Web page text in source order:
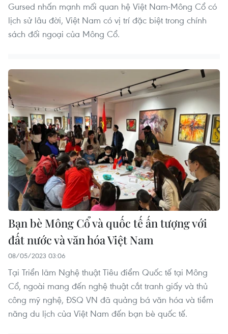
Gursed nhấn mạnh mối quan hệ Việt Nam-Mông Cổ có
lịch sử lâu đời, Việt Nam có vị trí đặc biệt trong chính
sách đối ngoại của Mông Cổ.
Bạn bè Mông Cổ và quốc tế ấn tượng với
đất nước và văn hóa Việt Nam
08/05/2023 03:06
Tại Triển lãm Nghệ thuật Tiêu điểm Quốc tế tại Mông
Cổ, ngoài mang đến nghệ thuật cắt tranh giấy và thủ
công mỹ nghệ, ĐSQ VN đã quảng bá văn hóa và tiềm
năng du lịch của Việt Nam đến bạn bè quốc tế.